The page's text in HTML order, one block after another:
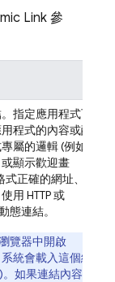
Link 參
指定應用程式可
程式的內容或酬
屬的邏輯 (例如
顯示歡迎畫
正確的網址、
用 HTTP 或
態連結。
覽器中開啟
統會載入這個網
。如果連結內容